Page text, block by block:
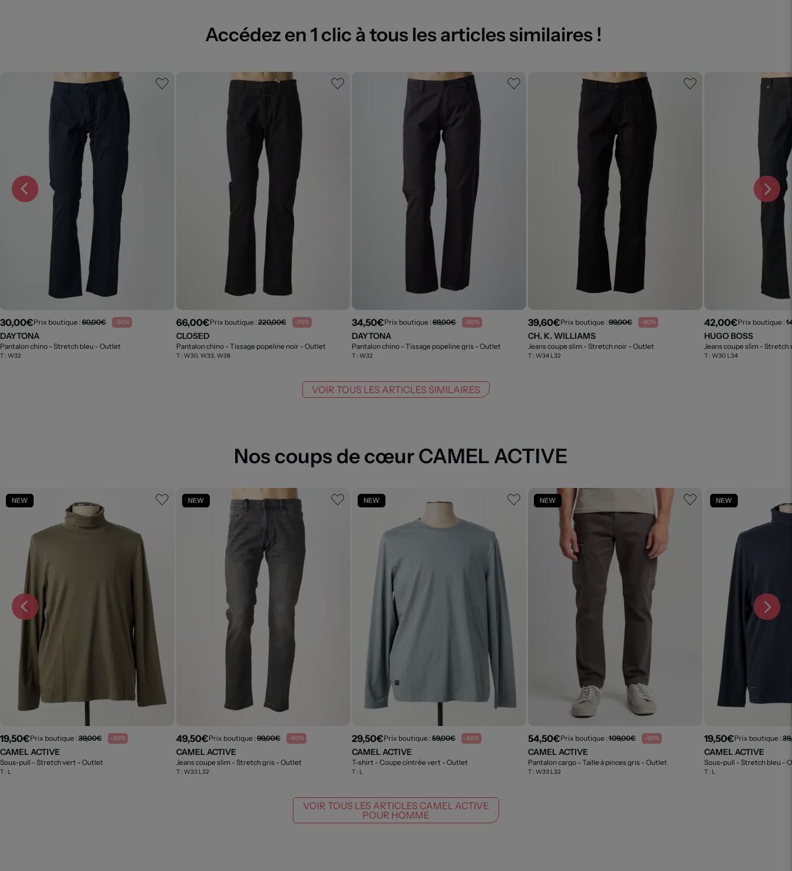
Accédez en 1 clic à tous les articles similaires !
30,00€Prix boutique : 60,00€ -50%
DAYTONA
Pantalon chino - Stretch bleu - Outlet
T : W32
66,00€Prix boutique :220,00€ -70%
CLOSED
Pantalon chino - Tissage popeline noir - Outlet
T : W30, W33, W38
34,50€Prix boutique :69,00€ -50%
DAYTONA
Pantalon chino - Tissage popeline gris - Outlet
T :W32
39,60€Prix boutique :99,00€ -60%
CH. K. WILLIAMS
Jeans coupe slim - Stretch noir - Outlet
T :W34 L32
42,00€Prix boutique :
HUGO BOSS
Jeans coupe slim - Stretch
T : W30 L34
VOIR TOUS LES ARTICLES SIMILAIRES
Nos coups de cœur CAMEL ACTIVE
NEW
19,50€Prix boutique : 39,00€ -50%
CAMEL ACTIVE
Sous-pull - Stretch vert - Outlet
T : L
NEW
49,50€Prix boutique :99,00€ -50%
CAMEL ACTIVE
Jeans coupe slim - Stretch gris - Outlet
T : W33 L32
NEW
29,50€Prix boutique :59,00€ -50%
CAMEL ACTIVE
T-shirt - Coupe cintrée vert - Outlet
T : L
NEW
54,50€Prix boutique :109,00€ -50%
CAMEL ACTIVE
Pantalon cargo - Taille à pinces gris - Outlet
T :W33 L32
NEW
19,50€Prix boutique :
CAMEL ACTIVE
Sous-pull - Stretch bleu -
T : L
VOIR TOUS LES ARTICLES CAMEL ACTIVE
POUR HOMME